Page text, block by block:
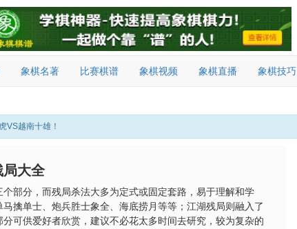
象棋名著 比赛棋谱 象棋视频 象棋直播 象棋技巧
VS越南十雄！
局大全
部分，而残局杀法大多为定式或固定套路，易于理解和学
擒单士、炮兵胜士象全、海底捞月等等；江湖残局则融入了
可供爱好者欣赏，建议不必花太多时间去研究，较为复杂的